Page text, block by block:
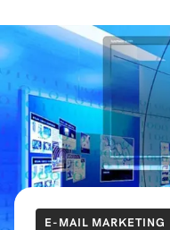
E-MAIL MARKETING